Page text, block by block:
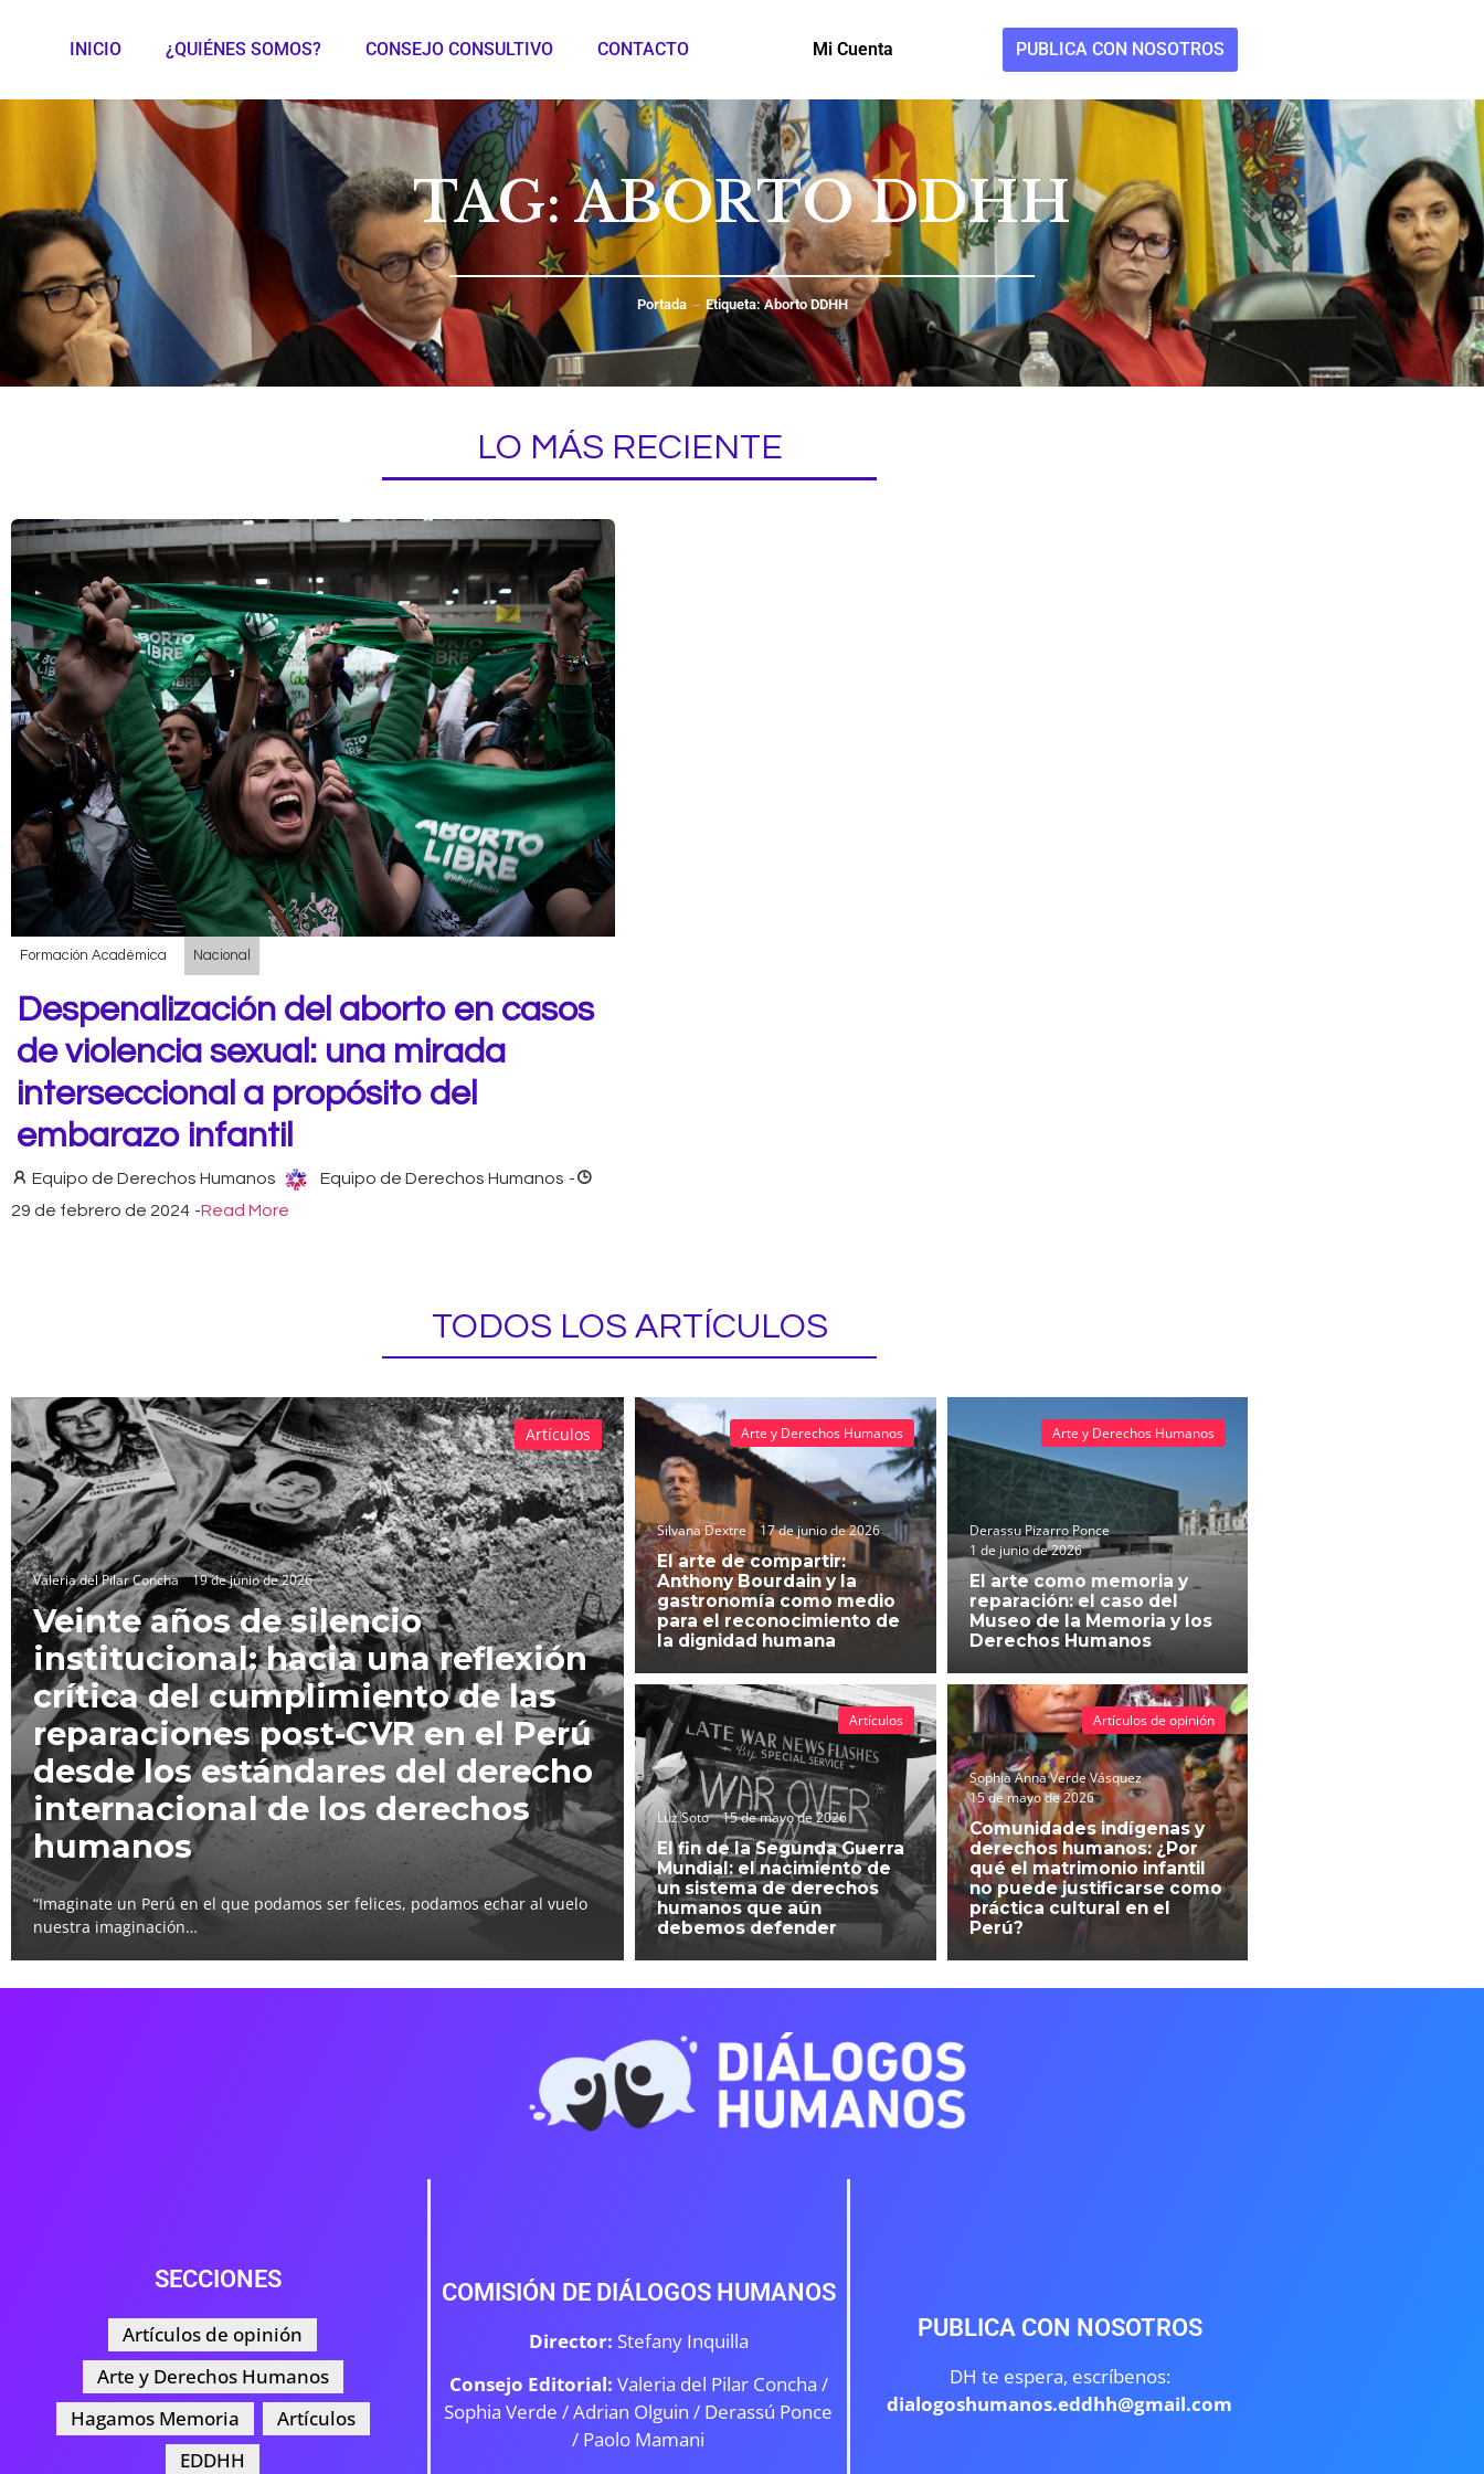
INICIO ¿QUIÉNES SOMOS? CONSEJO CONSULTIVO CONTACTO Mi Cuenta PUBLICA CON NOSOTROS
TAG: ABORTO DDHH
Portada Etiqueta: Aborto DDHH
LO MÁS RECIENTE
Formación Académica Nacional
Despenalización del aborto en casos
de violencia sexual: una mirada
interseccional a propósito del
embarazo infantil
Equipo de Derechos Humanos Equipo de Derechos Humanos -
29 de febrero de 2024 -Read More
TODOS LOS ARTÍCULOS
Valeria del Pilar Concha 19 de junio de 2026
Veinte años de silencio
institucional: hacia una reflexión
crítica del cumplimiento de las
reparaciones post-CVR en el Perú
desde los estándares del derecho
internacional de los derechos
humanos
“Imaginate un Perú en el que podamos ser felices, podamos echar al vuelo
nuestra imaginación…
Artículos
Silvana Dextre 17 de junio de 2026
El arte de compartir:
Anthony Bourdain y la
gastronomía como medio
para el reconocimiento de
la dignidad humana
Arte y Derechos Humanos
Derassu Pizarro Ponce
1 de junio de 2026
El arte como memoria y
reparación: el caso del
Museo de la Memoria y los
Derechos Humanos
Arte y Derechos Humanos
Luz Soto 15 de mayo de 2026
El fin de la Segunda Guerra
Mundial: el nacimiento de
un sistema de derechos
humanos que aún
debemos defender
Artículos
Sophia Anna Verde Vásquez
15 de mayo de 2026
Comunidades indígenas y
derechos humanos: ¿Por
qué el matrimonio infantil
no puede justificarse como
práctica cultural en el
Perú?
Artículos de opinión
SECCIONES
Artículos de opinión
Arte y Derechos Humanos
Hagamos Memoria
Artículos
EDDHH
COMISIÓN DE DIÁLOGOS HUMANOS
Director: Stefany Inquilla
Consejo Editorial: Valeria del Pilar Concha /
Sophia Verde /Adrian Olguin / Derassú Ponce
/ Paolo Mamani
PUBLICA CON NOSOTROS
DH te espera, escríbenos:
dialogoshumanos.eddhh@gmail.com